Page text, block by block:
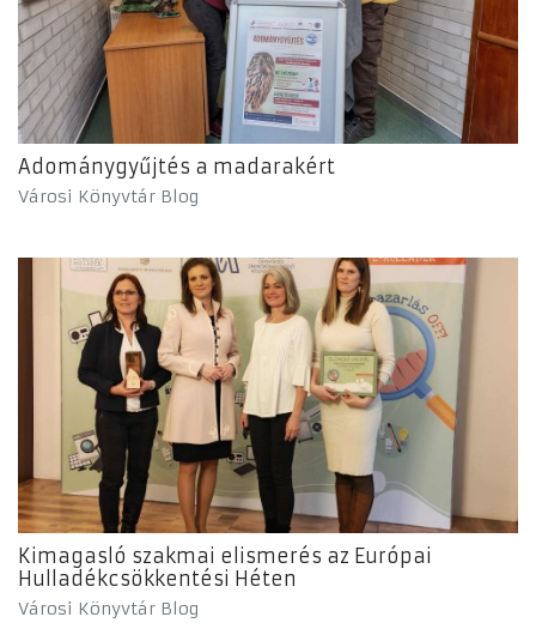
Adománygyűjtés a madarakért
Városi Könyvtár Blog
Kimagasló szakmai elismerés az Európai
Hulladékcsökkentési Héten
Városi Könyvtár Blog